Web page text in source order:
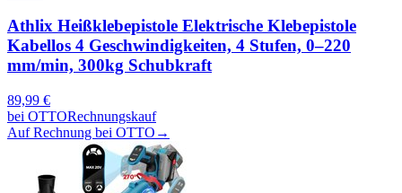
Athlix Heißklebepistole Elektrische Klebepistole
Kabellos 4 Geschwindigkeiten, 4 Stufen, 0–220
mm/min, 300kg Schubkraft
89,99 €
bei OTTORechnungskauf
Auf Rechnung bei OTTO →